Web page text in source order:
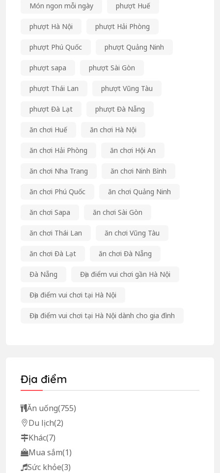
Món ngon mỗi ngày phượt Huế
phượt Hà Nội phượt Hải Phòng
phượt Phú Quốc phượt Quảng Ninh
phượt sapa phượt Sài Gòn
phượt Thái Lan phượt Vũng Tàu
phượt Đà Lạt phượt Đà Nẵng
ăn chơi Huế ăn chơi Hà Nội
ăn chơi Hải Phòng ăn chơi Hội An
ăn chơi Nha Trang ăn chơi Ninh Bình
ăn chơi Phú Quốc ăn chơi Quảng Ninh
ăn chơi Sapa ăn chơi Sài Gòn
ăn chơi Thái Lan ăn chơi Vũng Tàu
ăn chơi Đà Lạt ăn chơi Đà Nẵng
Đà Nẵng Địa điểm vui chơi gần Hà Nội
Địa điểm vui chơi tại Hà Nội
Địa điểm vui chơi tại Hà Nội dành cho gia đình
Địa điểm
Ăn uống(755)
Du lịch(2)
Khác(7)
Mua sắm(1)
Sức khỏe(3)